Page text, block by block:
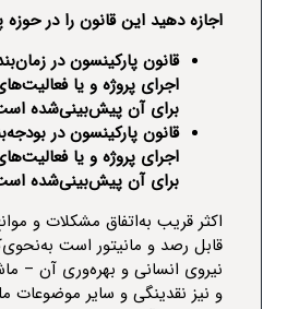
اجازه دهید این قانون را در حوزه
قانون پارکینسون در زمان‌بندی
اجرای پروژه و یا فعالیت‌های
برای آن پیش‌بینی‌شده است،
قانون پارکینسون در بودجه‌بندی
اجرای پروژه و یا فعالیت‌های
برای آن پیش‌بینی‌شده است،
اکثر قریب به‌اتفاق مشکلات و موانع
قابل رصد و مانیتور است به‌نحوی‌که
نیروی انسانی و بهره‌وری آن–
و نیزنقدینگیو سایر موضوعات